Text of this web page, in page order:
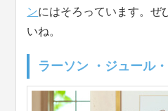
ンにはそろっています。ぜ
いね。
ラーソン ・ジュール